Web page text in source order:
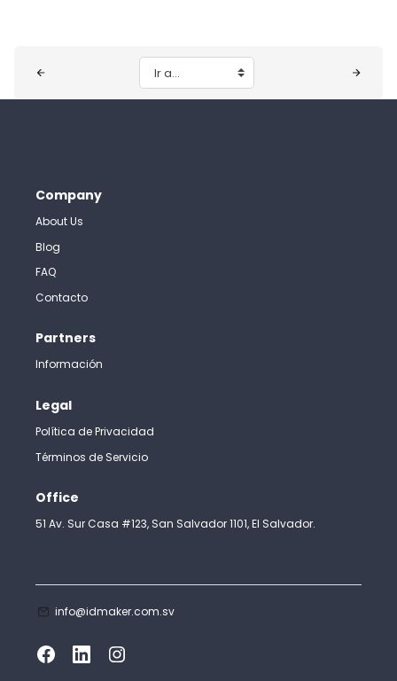
Ir a...
Company
About Us
Blog
FAQ
Contacto
Partners
Información
Legal
Política de Privacidad
Términos de Servicio
Office
51 Av. Sur Casa #123, San Salvador 1101, El Salvador.
info@idmaker.com.sv